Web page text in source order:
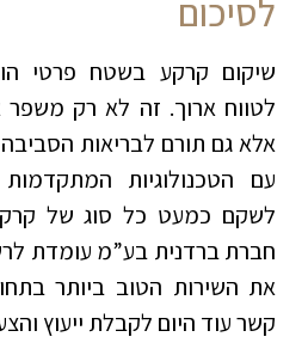
לסיכום
שיקום קרקע בשטח פרטי
לטווח ארוך. זה לא רק
אלא גם תורם לבריאות
עם הטכנולוגיות המתקדמות
לשקם כמעט כל סוג של
חברת ברדנית בע”מ עומדת
את השירות הטוב ביותר
קשר עוד היום לקבלת ייעוץ